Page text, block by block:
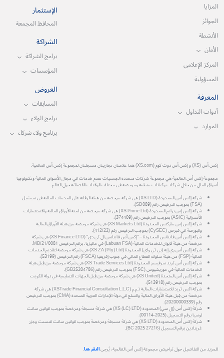
المزايا
الجوائز
الأنشطة
الأمان
المركز الإعلامي
المسؤولية
المعرفة
أدوات التداول
الموارد
الإستثمار
المحافظ المجمعة
الشراكة
برامج الشراكة
المؤسسات
العروض
المسابقات
برامج الولاء
برنامج ولاء شركاء
إكس أس (XS) و إكس أس دوت كوم (XS.com) هما علامتان تجاريتان مسجلتان لمجموعة إكس أس العالمية.
مجموعة إكس أس العالمية هي مجموعة شركات متعددة الجنسيات تقدم خدمات في مجال الأسواق المالية وتكنولوجيا
أسواق المال من خلال شركات وكيانات منظمة ومرخصة في مختلف الولايات القضائية حول العالم.
شركة إكس أس المحدودة (XS LTD) هي شركة مرخصة من هيئة الرقابة على الخدمات المالية في سيشيل
(FSA) بموجب الترخيص رقم (SD089).
شركة إكس إس برايم المحدودة (XS Prime Ltd) هي شركة مرخصة من لجنة الأوراق المالية والاستثمارات
الأسترالية (ASIC) بموجب الترخيص رقم (374409).
شركة إكس إس ماركتس المحدودة (XS Markets Ltd) هي شركة مرخصة من هيئة الأوراق المالية
والبورصة في قبرص (CySEC) بموجب الترخيص رقم (412/22).
شركة إكس أس فاينانس المحدودة – "إكس أس فاينانس ال تي دي" (XS Finance LTD) هي شركة
مرخصة من هيئة لابوان للخدمات المالية (Labuan FSA) في ماليزيا، برقم الترخيص MB/21/0081.
شركة إكس أس زي إيه (بي تي واي) المحدودة (XS ZA (Pty) Ltd) هي شركة مرخصة لتقديم الخدمات
المالية (FSP) من هيئة سلوك القطاع المالي في جنوب إفريقيا (FSCA) رقم الترخيص (53199).
شركة إكس أس تريد سرفيسز المحدودة (XS Trade Services Ltd) هي شركة مرخصة من قِبل هيئة
الخدمات المالية في موريشيوس (FSC) بموجب الترخيص رقم (GB25204786).
شركة إكس أس المتحدة (XS United) هي شركة مرخصة من قِبل الجهات التنظيمية في دولة الكويت
بموجب الترخيص رقم (513918).
شركة اكس تريد للاستشارات المالية ذ.م.م (XSTrade Financial Consultation L.L.C) هي شركة
مرخصة من قِبل هيئة الأوراق المالية والسلع في دولة الإمارات العربية المتحدة (CMA) بموجب الترخيص
رقم (20200000339).
شركة إكس أس (إل سي) المحدودة (XS (LC) LTD) هي شركة مسجلة ومرخصة بموجب قوانين سانت
لوسيا برقم التسجيل (2025-00114).
شركة إكس أس المحدودة (XS LTD) هي شركة مسجلة ومرخصة بموجب قوانين سانت فنسنت وجزر
غرينادين برقم التسجيل (27216 BC 2025).
للمزيد من التفاصيل حول تراخيص مجموعة إكس أس العالمية، يُرجىالنقر هنا.